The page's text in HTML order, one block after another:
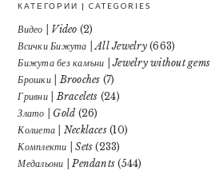
КАТЕГОРИИ | CATEGORIES
Видео | Video (2)
Всички Бижута | All Jewelry(663)
Бижута без камъни | Jewelry without gems
Брошки | Brooches (7)
Гривни | Bracelets (24)
Злато | Gold (26)
Колиета | Necklaces(10)
Комплекти | Sets (233)
Медальони | Pendants (544)